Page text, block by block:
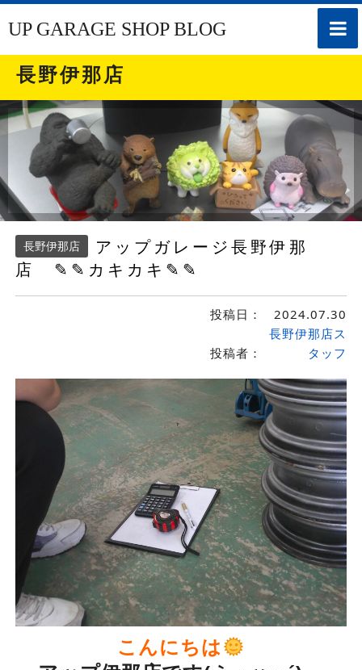
toggle
UP GARAGE SHOP BLOG
長野伊那店
長野伊那店
アップガレージ長野伊那
店 ✎✎カキカキ✎✎
投稿日： 2024.07.30
投稿者：
長野伊那店ス
タッフ
こんにちは